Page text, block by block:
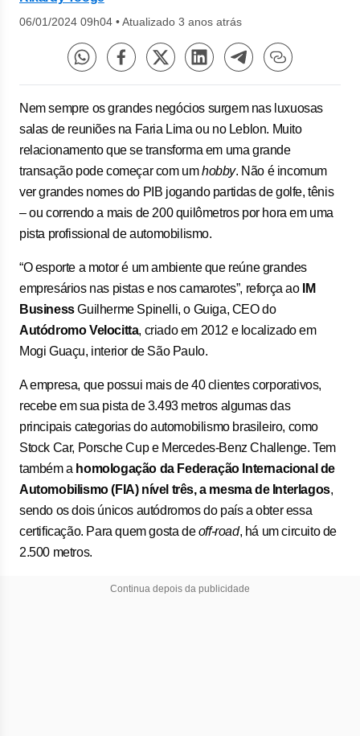
06/01/2024 09h04 •Atualizado 3 anos atrás
Nem sempre os grandes negócios surgem nas luxuosas
salas de reuniões na Faria Lima ou no Leblon. Muito
relacionamento que se transforma em uma grande
transação pode começar com umhobby. Não é incomum
ver grandes nomes do PIB jogando partidas de golfe, tênis
– ou correndo a mais de 200 quilômetros por hora em uma
pista profissional de automobilismo.
“O esporte a motor é um ambiente que reúne grandes
empresários nas pistas e nos camarotes”, reforça ao IM
BusinessGuilherme Spinelli, o Guiga, CEO do
Autódromo Velocitta, criado em 2012 e localizado em
Mogi Guaçu, interior de São Paulo.
A empresa, que possui mais de 40 clientes corporativos,
recebe em sua pista de 3.493 metros algumas das
principais categorias do automobilismo brasileiro, como
Stock Car, Porsche Cup e Mercedes-Benz Challenge. Tem
também a homologação da Federação Internacional de
Automobilismo (FIA) nível três, a mesma de Interlagos,
sendo os dois únicos autódromos do país a obter essa
certificação. Para quem gosta deoff-road, há um circuito de
2.500 metros.
Continua depois da publicidade